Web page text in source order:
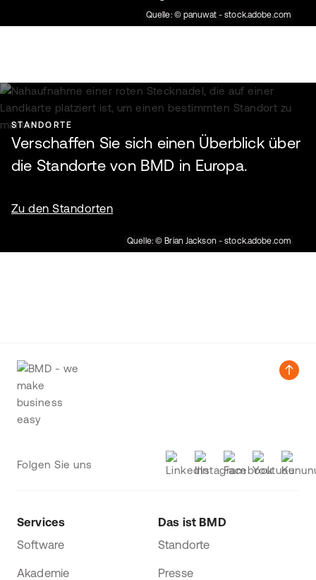
Quelle: © panuwat - stock.adobe.com
Quelle: © Brian Jackson - stock.adobe.com
STANDORTE
Verschaffen Sie sich einen Überblick über
die Standorte von BMD in Europa.
Zu den Standorten
Folgen Sie uns
Services
Software
Akademie
Das ist BMD
Standorte
Presse